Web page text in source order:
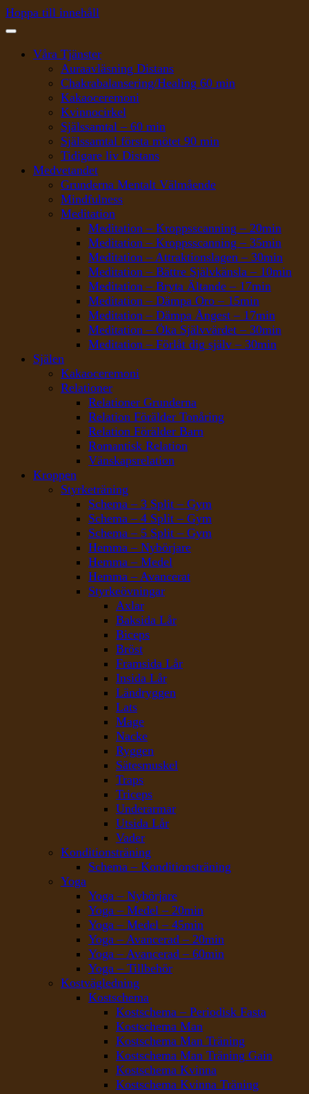
Hoppa till innehåll
Våra Tjänster
Auraavläsning Distans
Chakrabalansering/Healing 60 min
Kakaoceremoni
Kvinnocirkel
Själssamtal – 60 min
Själssamtal första mötet 90 min
Tidigare liv Distans
Medvetandet
Grunderna Mentalt Välmående
Mindfulness
Meditation
Meditation – Kroppsscanning – 20min
Meditation – Kroppsscanning – 35min
Meditation – Attraktionslagen – 30min
Meditation – Bättre Självkänsla – 10min
Meditation – Bryta Ältande – 17min
Meditation – Dämpa Oro – 15min
Meditation – Dämpa Ångest – 17min
Meditation – Öka Självvärdet – 30min
Meditation – Förlåt dig själv – 30min
Själen
Kakaoceremoni
Relationer
Relationer Grunderna
Relation Förälder Tonåring
Relation Förälder Barn
Romantisk Relation
Vänskapsrelation
Kroppen
Styrketräning
Schema – 3 Split – Gym
Schema – 4 Split – Gym
Schema – 5 Split – Gym
Hemma – Nybörjare
Hemma – Medel
Hemma – Avancerat
Styrkeövningar
Axlar
Baksida Lår
Biceps
Bröst
Framsida Lår
Insida Lår
Ländryggen
Lats
Mage
Nacke
Ryggen
Sätesmuskel
Traps
Triceps
Underarmar
Utsida Lår
Vader
Konditionsträning
Schema – Konditionsträning
Yoga
Yoga – Nybörjare
Yoga – Medel – 20min
Yoga – Medel – 45min
Yoga – Avancerad – 20min
Yoga – Avancerad – 60min
Yoga – Tillbehör
Kostvägledning
Kostschema
Kostschema – Periodisk Fasta
Kostschema Man
Kostschema Man Träning
Kostschema Man Träning Gain
Kostschema Kvinna
Kostschema Kvinna Träning